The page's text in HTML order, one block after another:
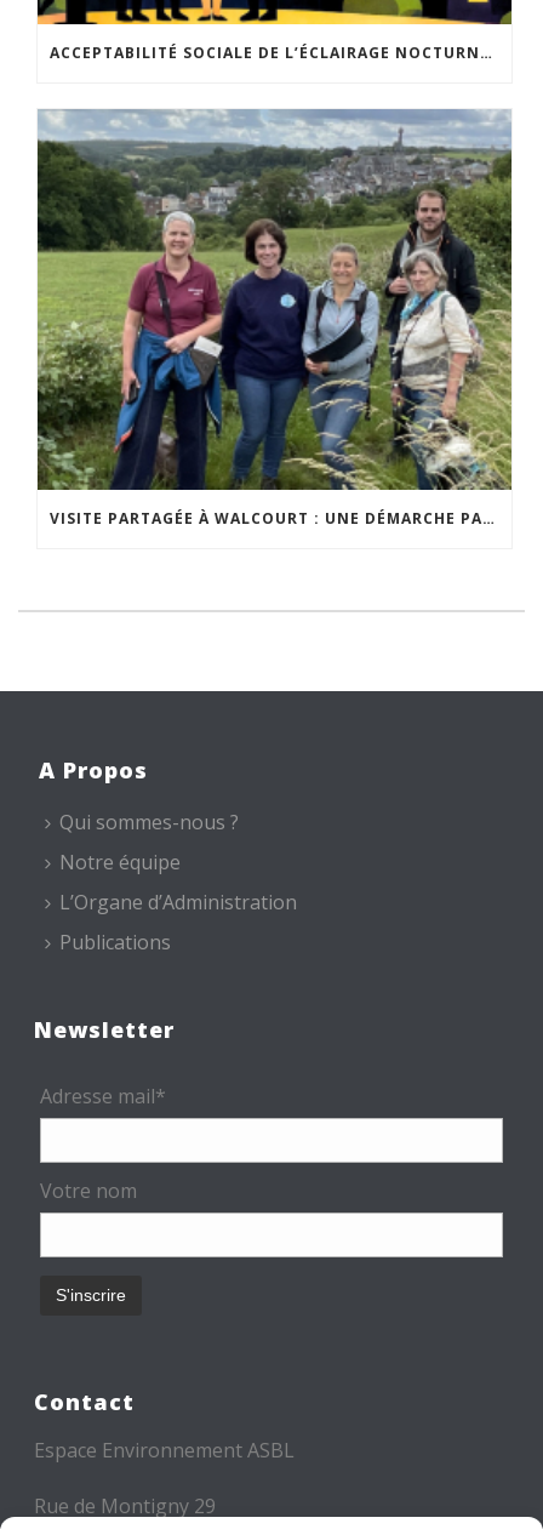
ACCEPTABILITÉ SOCIALE DE L’ÉCLAIRAGE NOCTURNE : LE REPLAY EST DISPONIBLE
VISITE PARTAGÉE À WALCOURT : UNE DÉMARCHE PARTICIPATIVE ANIMÉE PAR ESPACE ENVIRONNEMENT
A Propos
Qui sommes-nous ?
Notre équipe
L’Organe d’Administration
Publications
Newsletter
Adresse mail*
Votre nom
Contact
Espace Environnement ASBL
Rue de Montigny 29